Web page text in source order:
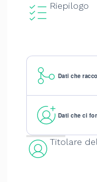
Riepilogo
Dati che
Dati che ci
Titolare